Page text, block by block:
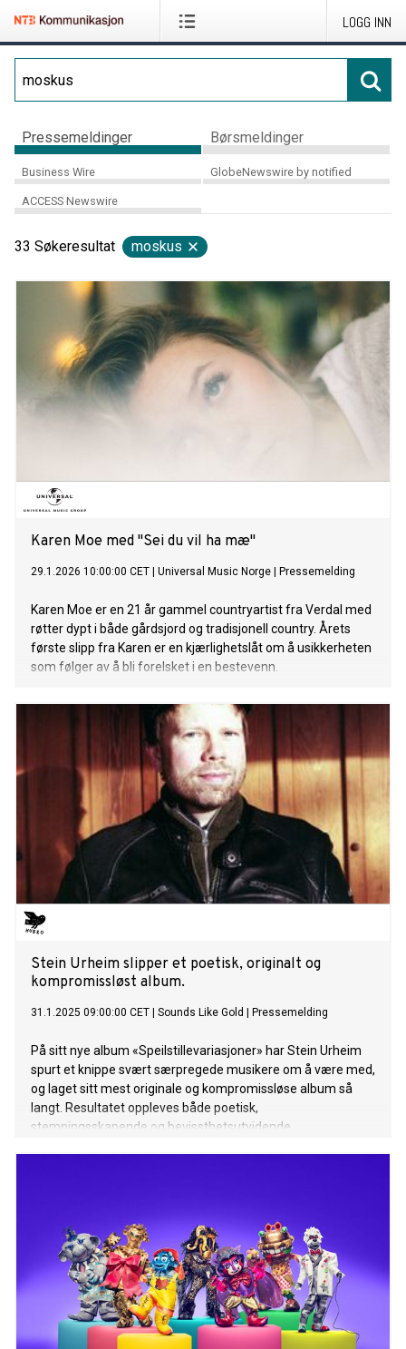
LOGG INN
Pressemeldinger Børsmeldinger
Business Wire GlobeNewswire by notified
ACCESS Newswire
33 Søkeresultat moskus
Karen Moe med "Sei du vil ha mæ"
29.1.2026 10:00:00 CET Universal Music Norge Pressemelding
Karen Moe er en 21 år gammel countryartist fra Verdal med
røtter dypt i både gårdsjord og tradisjonell country. Årets
første slipp fra Karen er en kjærlighetslåt om å usikkerheten
som følger av å bli forelsket i en bestevenn.
Stein Urheim slipper et poetisk, originalt og
kompromissløst album.
31.1.2025 09:00:00 CET Sounds Like Gold Pressemelding
På sitt nye album «Speilstillevariasjoner» har Stein Urheim
spurt et knippe svært særpregede musikere om å være med,
og laget sitt mest originale og kompromissløse album så
langt. Resultatet oppleves både poetisk,
stemningsskapende og bevissthetsutvidende.